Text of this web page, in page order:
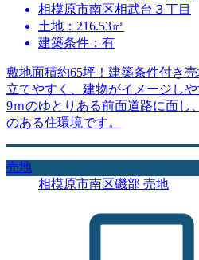
相模原市南区相武台３丁目
土地：216.53㎡
建築条件：有
敷地面積約65坪！建築条件付き
立てやすく、建物がイメージし
9ｍのゆとりある前面道路に面し
のある住環境です。
売地
相模原市南区磯部 売地